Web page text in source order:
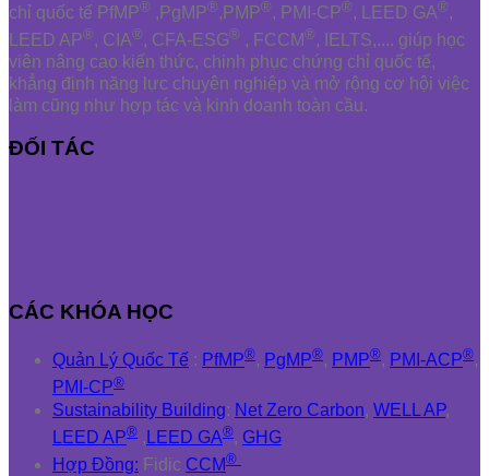
chỉ quốc tế PfMP® ,PgMP®,PMP®, PMI-CP®, LEED GA®,
LEED AP®, CIA®, CFA-ESG® , FCCM®, IELTS,.... giúp học
viên nâng cao kiến thức, chinh phục chứng chỉ quốc tế,
khẳng định năng lực chuyên nghiệp và mở rộng cơ hội việc
làm cũng như hợp tác và kinh doanh toàn cầu.
ĐỐI TÁC
CÁC KHÓA HỌC
Quản Lý Quốc Tế : PfMP®, PgMP®, PMP®, PMI-ACP®,
PMI-CP®
Sustainability Building: Net Zero Carbon, WELL AP,
LEED AP® , LEED GA®, GHG
Hợp Đồng: Fidic CCM®